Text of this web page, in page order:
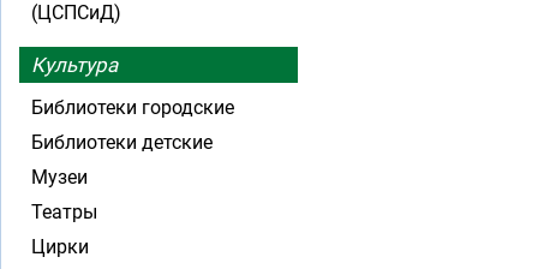
(ЦСПСиД)
Культура
Библиотеки городские
Библиотеки детские
Музеи
Театры
Цирки